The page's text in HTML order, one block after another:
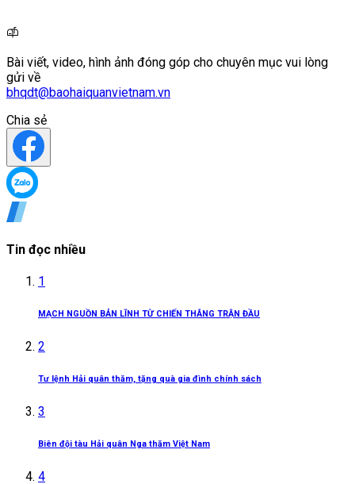
Bài viết, video, hình ảnh đóng góp cho chuyên mục vui lòng
gửi về
bhqdt@baohaiquanvietnam.vn
Chia sẻ
Tin đọc nhiều
1
MẠCH NGUỒN BẢN LĨNH TỪ CHIẾN THẮNG TRẬN ĐẦU
2
Tư lệnh Hải quân thăm, tặng quà gia đình chính sách
3
Biên đội tàu Hải quân Nga thăm Việt Nam
4